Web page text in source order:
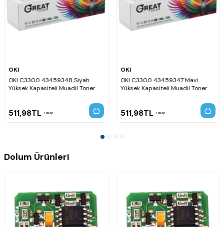
OKI
OKI C3300 43459348 Siyah
Yüksek Kapasiteli Muadil Toner
511,98TL KDV
OKI
OKI C3300 43459347 Mavi
Yüksek Kapasiteli Muadil Toner
511,98TL KDV
Dolum Ürünleri